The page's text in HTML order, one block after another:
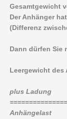
Gesamtgewicht
Der Anhänger
(Differenz
Dann dürfen Sie
Leergewicht des
plus